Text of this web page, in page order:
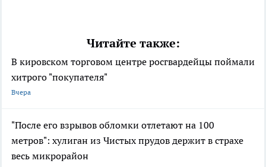
Читайте также:
В кировском торговом центре росгвардейцы поймали
хитрого "покупателя"
Вчера
"После его взрывов обломки отлетают на 100
метров": хулиган из Чистых прудов держит в страхе
весь микрорайон